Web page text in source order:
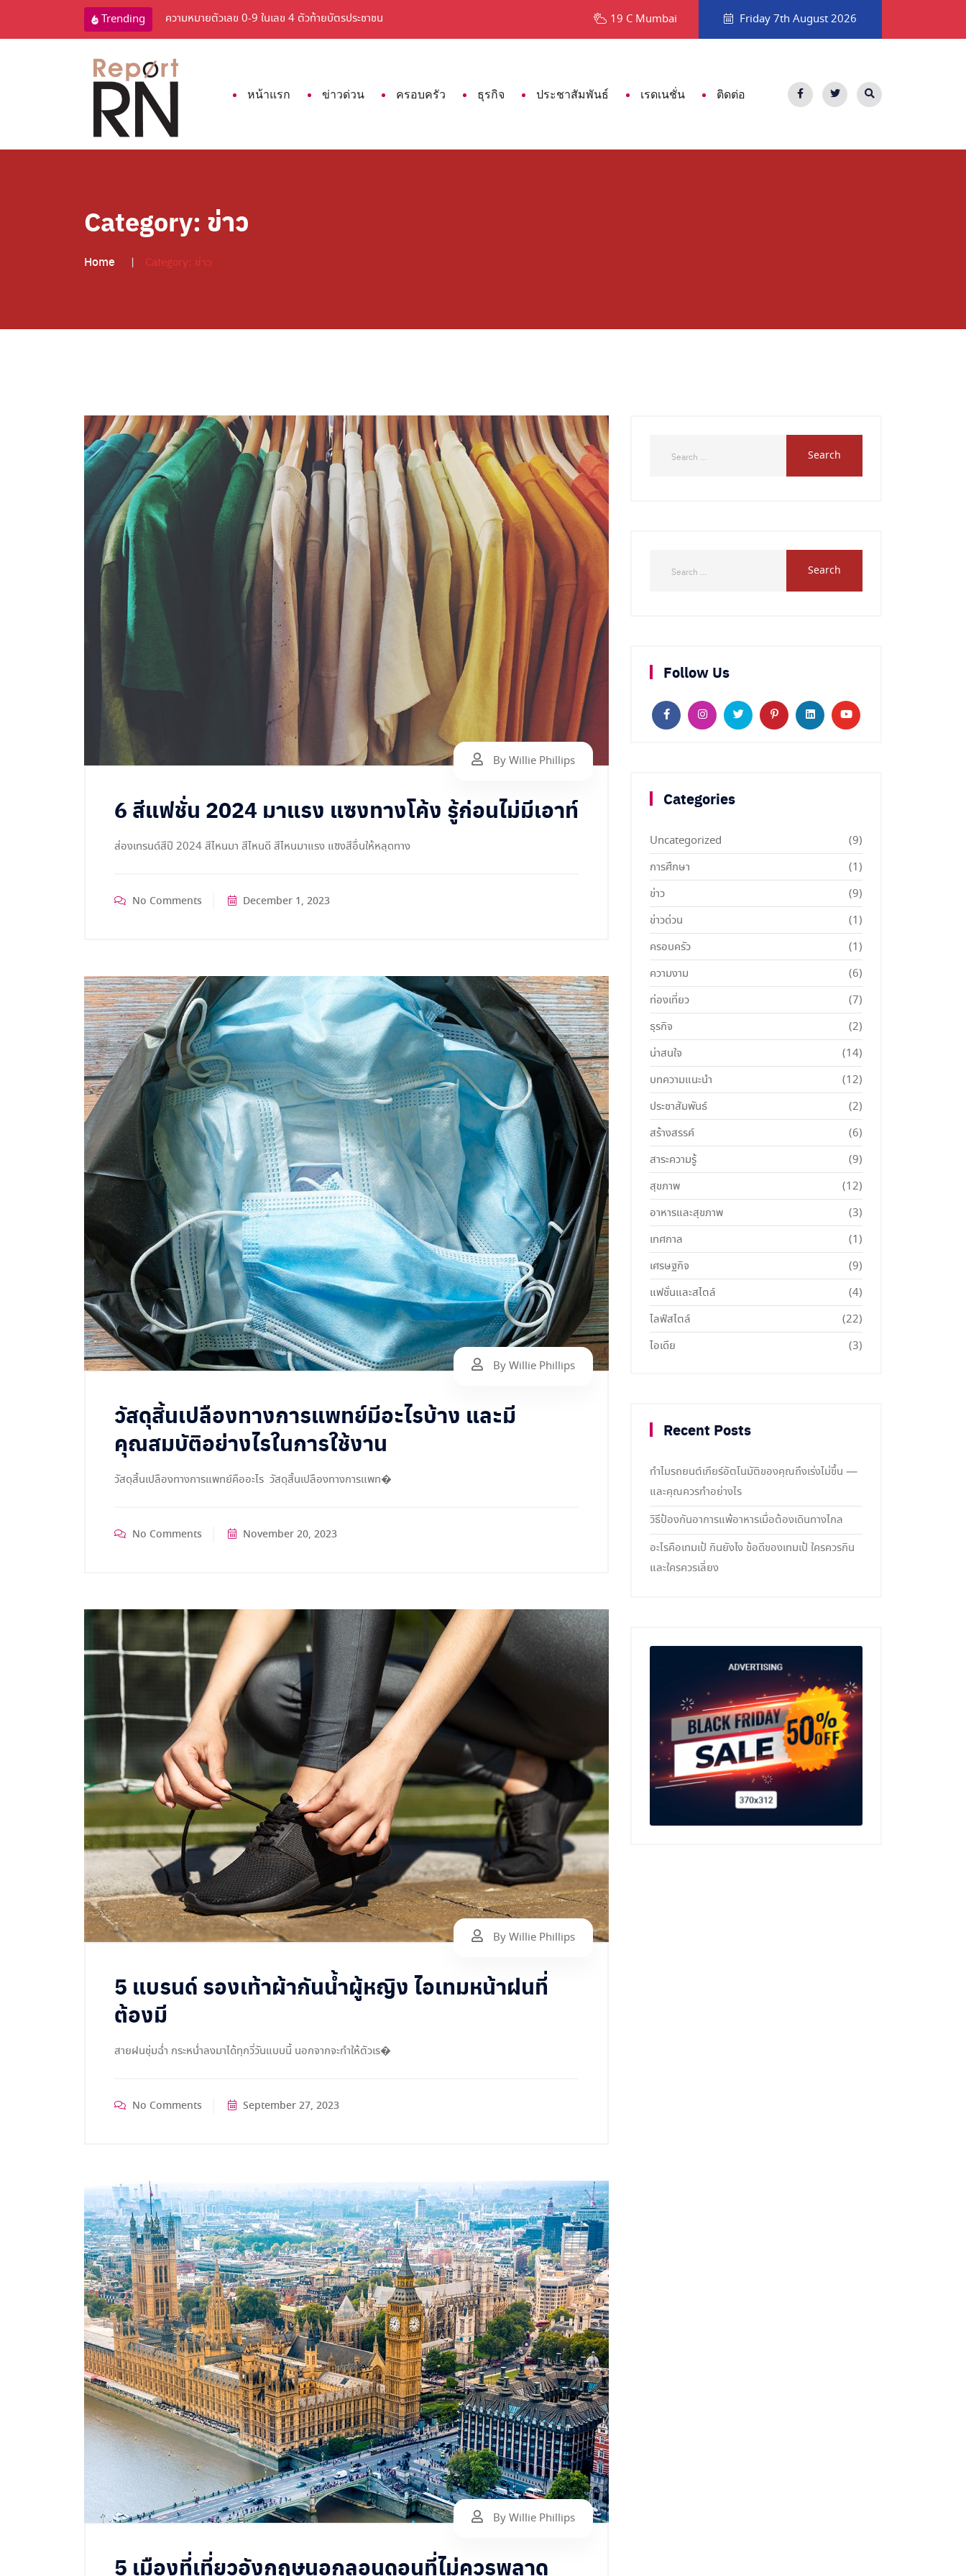
Trending ความหมายตัวเลข 0-9 ในเลข 4 ตัวท้ายบัตรประชาชน 7 สีผมมาแรง ปี 2023 สายแฟต้องไม่พลาด ถ้าไม่อยากเอาท์ แนะนำสถานที่เที่ยวพัทยาที่ไม่ใช่ทะเล
19 C Mumbai Friday 7th August 2026
หน้าแรก ข่าวด่วน ครอบครัว ธุรกิจ ประชาสัมพันธ์ เรดเนชั่น ติดต่อ
Category: ข่าว
Home Category: ข่าว
By Willie Phillips
6 สีแฟชั่น 2024 มาแรง แซงทางโค้ง รู้ก่อนไม่มีเอาท์
ส่องเทรนด์สีปี 2024 สีไหนมา สีไหนดี สีไหนมาแรง แซงสีอื่นให้หลุดทาง
No Comments December 1, 2023
By Willie Phillips
วัสดุสิ้นเปลืองทางการแพทย์มีอะไรบ้าง และมี
คุณสมบัติอย่างไรในการใช้งาน
วัสดุสิ้นเปลืองทางการแพทย์คืออะไร วัสดุสิ้นเปลืองทางการแพท�
No Comments November 20, 2023
By Willie Phillips
5 แบรนด์ รองเท้าผ้ากันน้ำผู้หญิง ไอเทมหน้าฝนที่
ต้องมี
สายฝนชุ่มฉ่ำ กระหน่ำลงมาได้ทุกวี่วันแบบนี้ นอกจากจะทำให้ตัวเร�
No Comments September 27, 2023
By Willie Phillips
5 เมืองที่เที่ยวอังกฤษนอกลอนดอนที่ไม่ควรพลาด
Follow Us
Categories
Uncategorized
(9)
การศึกษา
(1)
ข่าว
(9)
ข่าวด่วน
(1)
ครอบครัว
(1)
ความงาม
(6)
ท่องเที่ยว
(7)
ธุรกิจ
(2)
น่าสนใจ
(14)
บทความแนะนำ
(12)
ประชาสัมพันธ์
(2)
สร้างสรรค์
(6)
สาระความรู้
(9)
สุขภาพ
(12)
อาหารและสุขภาพ
(3)
เทศกาล
(1)
เศรษฐกิจ
(9)
แฟชั่นและสไตล์
(4)
ไลฟ์สไตล์
(22)
ไอเดีย
(3)
Recent Posts
ทำไมรถยนต์เกียร์อัตโนมัติของคุณถึงเร่งไม่ขึ้น —
และคุณควรทำอย่างไร
วิธีป้องกันอาการแพ้อาหารเมื่อต้องเดินทางไกล
อะไรคือเทมเป้ กินยังไง ข้อดีของเทมเป้ ใครควรกิน
และใครควรเลี่ยง